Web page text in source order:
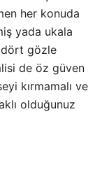
her konuda
yada ukala
dört gözle
de öz güven
kırmamalı ve
olduğunuz